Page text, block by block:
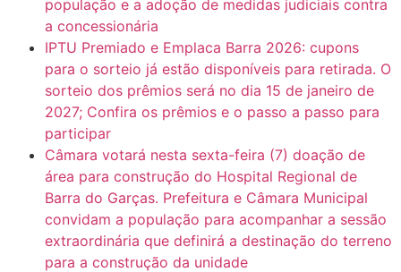
população e a adoção de medidas judiciais contra
a concessionária
IPTU Premiado e Emplaca Barra 2026: cupons
para o sorteio já estão disponíveis para retirada. O
sorteio dos prêmios será no dia 15 de janeiro de
2027; Confira os prêmios e o passo a passo para
participar
Câmara votará nesta sexta-feira (7) doação de
área para construção do Hospital Regional de
Barra do Garças. Prefeitura e Câmara Municipal
convidam a população para acompanhar a sessão
extraordinária que definirá a destinação do terreno
para a construção da unidade